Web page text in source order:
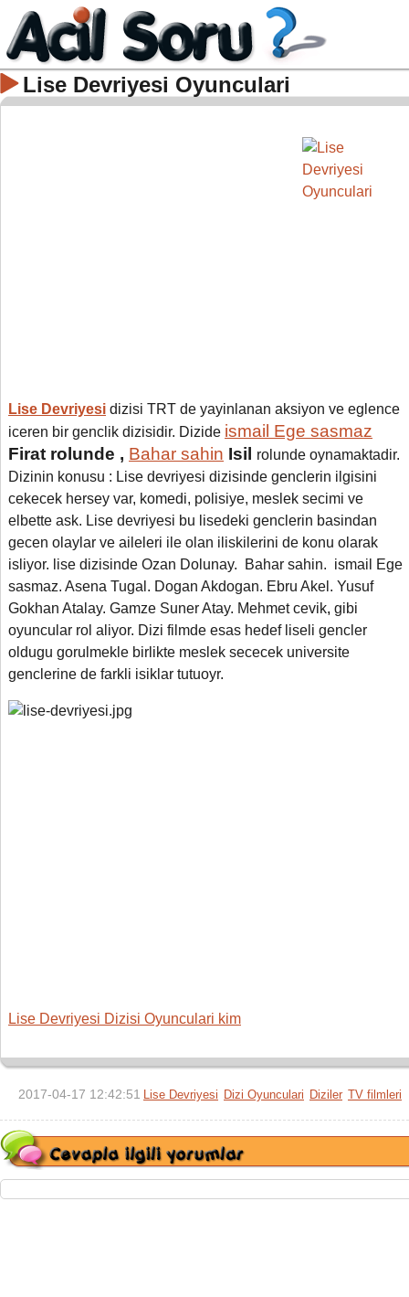
Lise Devriyesi Oyunculari
Lise Devriyesi dizisi TRT de yayinlanan aksiyon ve eglence
iceren bir genclik dizisidir. Dizide ismail Ege sasmaz
Firat rolunde , Bahar sahin Isil
rolunde oynamaktadir.
Dizinin konusu : Lise devriyesi dizisinde genclerin ilgisini
cekecek hersey var, komedi, polisiye, meslek secimi ve
elbette ask. Lise devriyesi bu lisedeki genclerin basindan
gecen olaylar ve aileleri ile olan iliskilerini de konu olarak
isliyor. lise dizisinde Ozan Dolunay. Bahar sahin. ismail Ege
sasmaz. Asena Tugal. Dogan Akdogan. Ebru Akel. Yusuf
Gokhan Atalay. Gamze Suner Atay. Mehmet cevik, gibi
oyuncular rol aliyor. Dizi filmde esas hedef liseli gencler
oldugu gorulmekle birlikte meslek sececek universite
genclerine de farkli isiklar tutuoyr.
Lise Devriyesi Dizisi Oyunculari kim
2017-04-17 12:42:51 Lise Devriyesi Dizi Oyunculari Diziler TV filmleri